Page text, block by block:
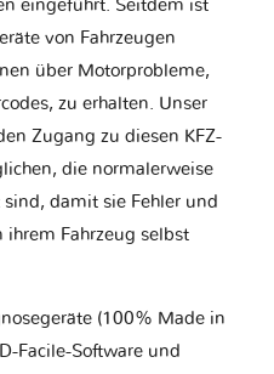
eingeführt. Seitdem ist
von Fahrzeugen
über Motorprobleme,
zu erhalten. Unser
Zugang zu diesen KFZ-
die normalerweise
damit sie Fehler und
ihrem Fahrzeug selbst
(100% Made in
Facile-Software und